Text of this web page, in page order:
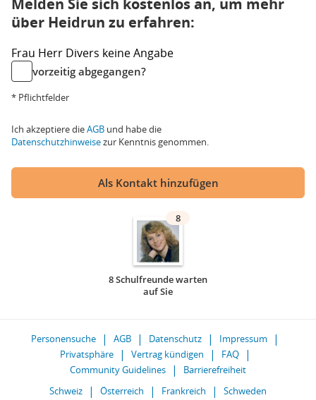
Melden Sie sich kostenlos an, um mehr
über Heidrun zu erfahren:
Frau Herr Divers keine Angabe
vorzeitig abgegangen?
* Pflichtfelder
Ich akzeptiere dieAGB und habe die
Datenschutzhinweisezur Kenntnis genommen.
Als Kontakt hinzufügen
8
8 Schulfreunde warten
auf Sie
Personensuche AGB Datenschutz
Impressum
Privatsphäre
Vertrag kündigen
FAQ
Community Guidelines
Barrierefreiheit
Schweiz
Österreich Frankreich Schweden